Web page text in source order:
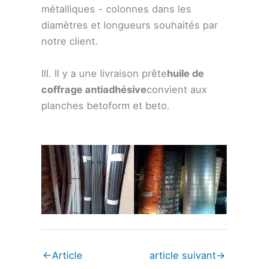
métalliques - colonnes dans les
diamètres et longueurs souhaités par
notre client.
III. Il y a une livraison prêtehuile de
coffrage antiadhésiveconvient aux
planches betoform et beto.
←Article article suivant→